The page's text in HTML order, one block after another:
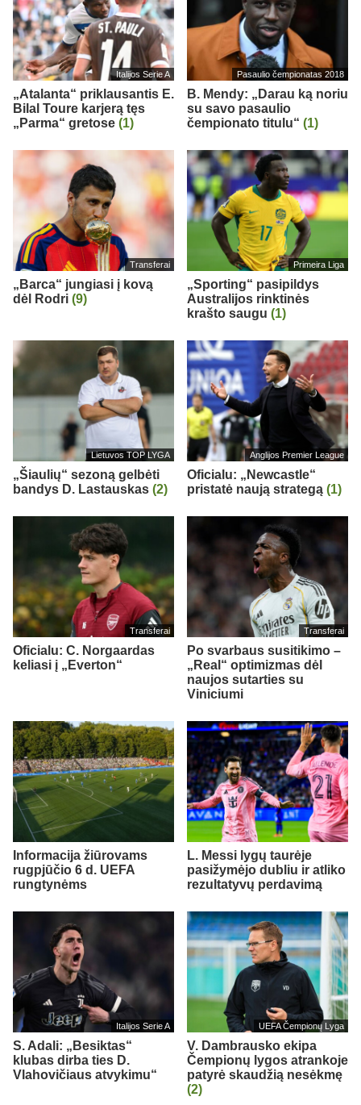
Italijos Serie A
„Atalanta“ priklausantis E.
Bilal Toure karjerą tęs
„Parma“ gretose (1)
Pasaulio čempionatas 2018
B. Mendy: „Darau ką noriu
su savo pasaulio
čempionato titulu“ (1)
Transferai
„Barca“ jungiasi į kovą
dėl Rodri (9)
Primeira Liga
„Sporting“ pasipildys
Australijos rinktinės
krašto saugu (1)
Lietuvos TOP LYGA
„Šiaulių“ sezoną gelbėti
bandys D. Lastauskas (2)
Anglijos Premier League
Oficialu: „Newcastle“
pristatė naują strategą (1)
Transferai
Oficialu: C. Norgaardas
keliasi į „Everton“
Transferai
Po svarbaus susitikimo –
„Real“ optimizmas dėl
naujos sutarties su
Viniciumi
Informacija žiūrovams
rugpjūčio 6 d. UEFA
rungtynėms
L. Messi lygų taurėje
pasižymėjo dubliu ir atliko
rezultatyvų perdavimą
Italijos Serie A
S. Adali: „Besiktas“
klubas dirba ties D.
Vlahovičiaus atvykimu“
UEFA Čempionų Lyga
V. Dambrausko ekipa
Čempionų lygos atrankoje
patyrė skaudžią nesėkmę
(2)